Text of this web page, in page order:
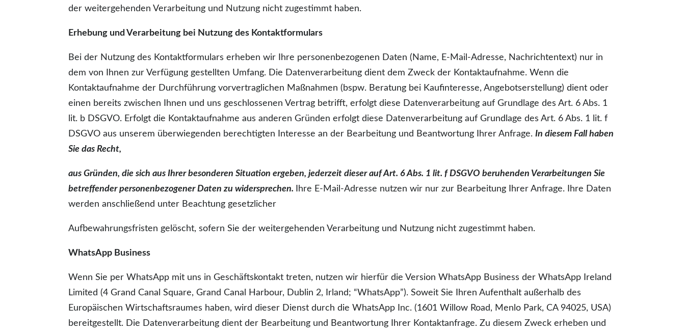
der weitergehenden Verarbeitung und Nutzung nicht zugestimmt haben.
Erhebung und Verarbeitung bei Nutzung des Kontaktformulars
Bei der Nutzung des Kontaktformulars erheben wir Ihre personenbezogenen Daten (Name, E-Mail-Adresse, Nachrichtentext) nur in
dem von Ihnen zur Verfügung gestellten Umfang. Die Datenverarbeitung dient dem Zweck der Kontaktaufnahme. Wenn die
Kontaktaufnahme der Durchführung vorvertraglichen Maßnahmen (bspw. Beratung bei Kaufinteresse, Angebotserstellung) dient oder
einen bereits zwischen Ihnen und uns geschlossenen Vertrag betrifft, erfolgt diese Datenverarbeitung auf Grundlage des Art. 6 Abs. 1
lit. b DSGVO. Erfolgt die Kontaktaufnahme aus anderen Gründen erfolgt diese Datenverarbeitung auf Grundlage des Art. 6 Abs. 1 lit. f
DSGVO aus unserem überwiegenden berechtigten Interesse an der Bearbeitung und Beantwortung Ihrer Anfrage.In diesem Fall haben
Sie das Recht,
aus Gründen, die sich aus Ihrer besonderen Situation ergeben, jederzeit dieser auf Art. 6 Abs. 1 lit. f DSGVO beruhenden Verarbeitungen Sie
betreffender personenbezogener Daten zu widersprechen.
Ihre E-Mail-Adresse nutzen wir nur zur Bearbeitung Ihrer Anfrage. Ihre Daten
werden anschließend unter Beachtung gesetzlicher
Aufbewahrungsfristen gelöscht, sofern Sie der weitergehenden Verarbeitung und Nutzung nicht zugestimmt haben.
WhatsApp Business
Wenn Sie per WhatsApp mit uns in Geschäftskontakt treten, nutzen wir hierfür die Version WhatsApp Business der WhatsApp Ireland
Limited (4 Grand Canal Square, Grand Canal Harbour, Dublin 2, Irland; “WhatsApp”). Soweit Sie Ihren Aufenthalt außerhalb des
Europäischen Wirtschaftsraumes haben, wird dieser Dienst durch die WhatsApp Inc. (1601 Willow Road, Menlo Park, CA 94025, USA)
bereitgestellt. Die Datenverarbeitung dient der Bearbeitung und Beantwortung Ihrer Kontaktanfrage. Zu diesem Zweck erheben und